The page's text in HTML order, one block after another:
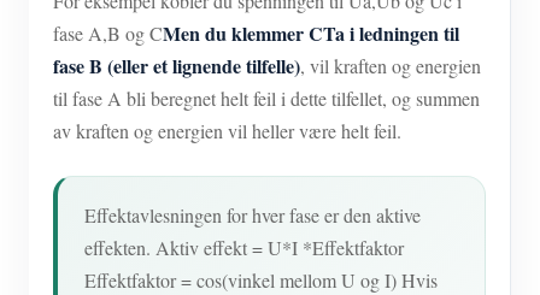
fase A,B og CMen du klemmer CTa i ledningen til
fase B (eller et lignende tilfelle), vil kraften og energien
til fase A bli beregnet helt feil i dette tilfellet, og summen
av kraften og energien vil heller være helt feil.
Effektavlesningen for hver fase er den aktive
effekten. Aktiv effekt = U*I *Effektfaktor
Effektfaktor = cos(vinkel mellom U og I) Hvis